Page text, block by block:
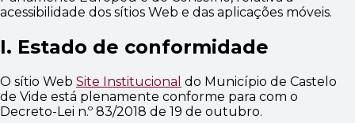
acessibilidade dos sítios Web e das aplicações móveis.
I. Estado de conformidade
O sítio Web Site Institucional do Município de Castelo
de Vide está plenamente conforme para com o
Decreto-Lei n.º 83/2018 de 19 de outubro.